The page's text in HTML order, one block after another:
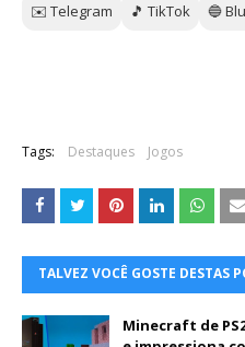
✉️ Telegram
🎵 TikTok 🔵
Tags: Destaques Jogos
TALVEZ VOCÊ GOSTE DESTAS
Minecraft de